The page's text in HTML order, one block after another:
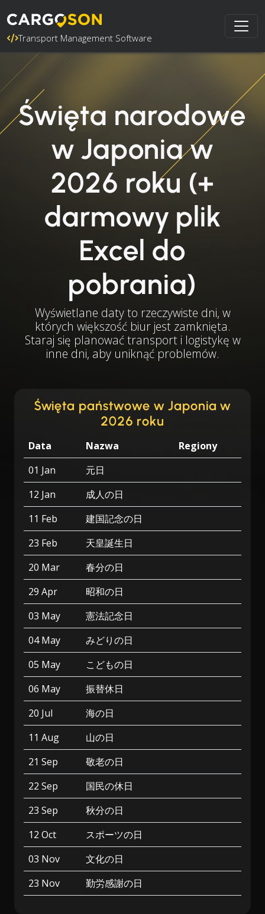
Transport Management Software
Święta narodowe
w Japonia w
2026 roku (+
darmowy plik
Excel do
pobrania)
Wyświetlane daty to rzeczywiste dni, w
których większość biur jest zamknięta.
Staraj się planować transport i logistykę w
inne dni, aby uniknąć problemów.
Święta państwowe w Japonia w
2026 roku
Data Nazwa
Regiony
01 Jan
元日
12 Jan
成人の日
11 Feb
建国記念の日
23 Feb
天皇誕生日
20 Mar
春分の日
29 Apr
昭和の日
03 May
憲法記念日
04 May
みどりの日
05 May
こどもの日
06 May
振替休日
20 Jul
海の日
11 Aug
山の日
21 Sep
敬老の日
22 Sep
国民の休日
23 Sep
秋分の日
12 Oct
スポーツの日
03 Nov
文化の日
23 Nov
勤労感謝の日